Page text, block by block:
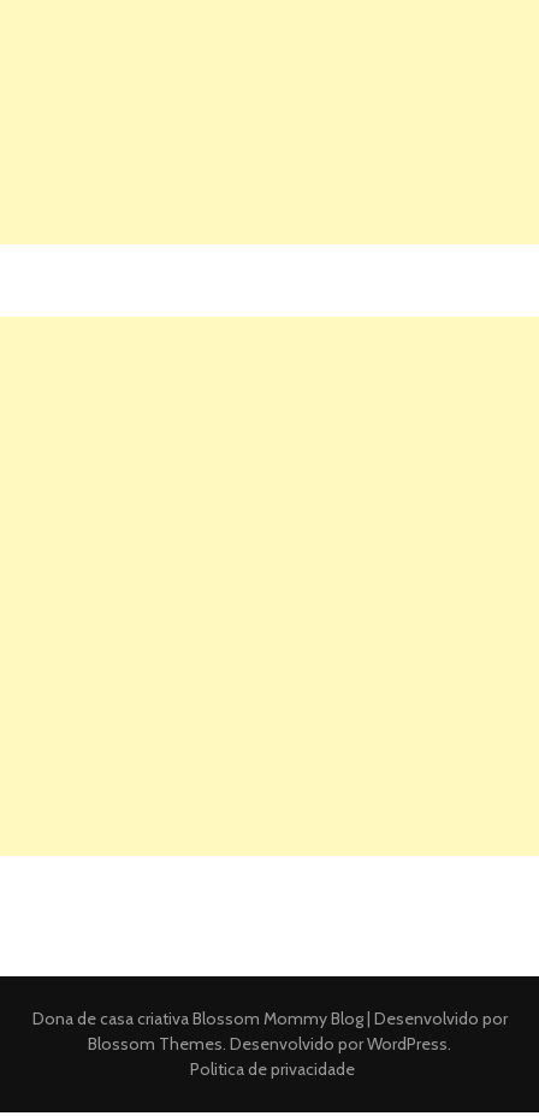
Dona de casa criativaBlossom Mommy Blog | Desenvolvido por
Blossom Themes. Desenvolvido porWordPress.
Politica de privacidade